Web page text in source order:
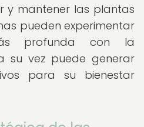
y mantener las plantas
pueden experimentar
profunda con la
su vez puede generar
para su bienestar